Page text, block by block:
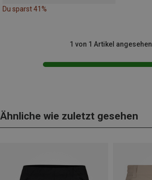
Du sparst 41%
1 von 1 Artikel angesehen
Ähnliche wie zuletzt gesehen